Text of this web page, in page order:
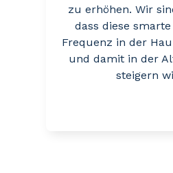
zu erhöhen. Wir
dass diese
Frequenz in der
und damit in der
steigern